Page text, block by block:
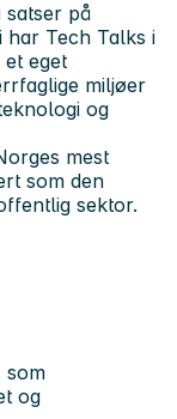
satser på
har Tech Talks i
eget
miljøer
og
mest
som den
sektor.
som
og